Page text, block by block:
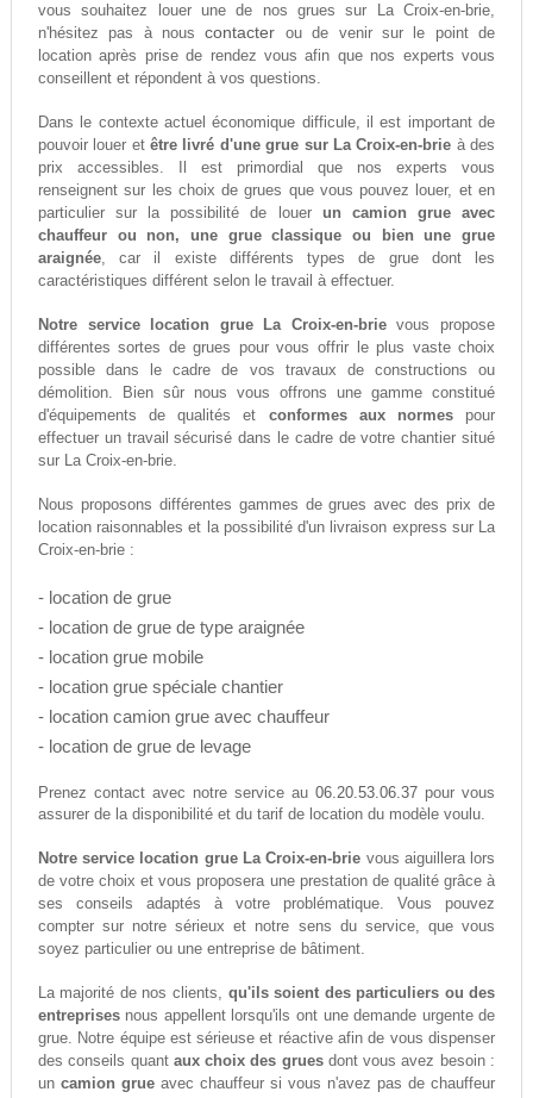
vous souhaitez louer une de nos grues sur La Croix-en-brie,
n'hésitez pas à nouscontacter ou de venir sur le point de
location après prise de rendez vous afin que nos experts vous
conseillent et répondent à vos questions.
Dans le contexte actuel économique difficule, il est important de
pouvoir louer etêtre livré d'une grue sur La Croix-en-brie à des
prix accessibles. Il est primordial que nos experts vous
renseignent sur les choix de grues que vous pouvez louer, et en
particulier sur la possibilité de louer un camion grue avec
chauffeur ou non, une grue classique ou bien une grue
araignée, car il existe différents types de grue dont les
caractéristiques différent selon le travail à effectuer.
Notre service location grue La Croix-en-brievous propose
différentes sortes de grues pour vous offrir le plus vaste choix
possible dans le cadre de vos travaux de constructions ou
démolition. Bien sûr nous vous offrons une gamme constitué
d'équipements de qualités et conformes aux normespour
effectuer un travail sécurisé dans le cadre de votre chantier situé
sur La Croix-en-brie.
Nous proposons différentes gammes de grues avec des prix de
location raisonnables et la possibilité d'un livraison express sur La
Croix-en-brie :
- location de grue
- location de grue de type araignée
- location grue mobile
- location grue spéciale chantier
- location camion grue avec chauffeur
- location de grue de levage
Prenez contact avec notre service au06.20.53.06.37 pour vous
assurer de la disponibilité et du tarif de location du modèle voulu.
Notre service location grue La Croix-en-brie vous aiguillera lors
de votre choix et vous proposera une prestation de qualité grâce à
ses conseils adaptés à votre problématique. Vous pouvez
compter sur notre sérieux et notre sens du service, que vous
soyez particulier ou une entreprise de bâtiment.
La majorité de nos clients, qu'ils soient des particuliers ou des
entreprisesnous appellent lorsqu'ils ont une demande urgente de
grue. Notre équipe est sérieuse et réactive afin de vous dispenser
des conseils quant aux choix des gruesdont vous avez besoin :
un camion grueavec chauffeur si vous n'avez pas de chauffeur